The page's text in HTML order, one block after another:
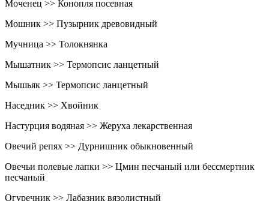
Моченец >> Конопля посевная
Мошник >> Пузырник древовидный
Мучница >> Толокнянка
Мышатник >> Термопсис ланцетный
Мышьяк >> Термопсис ланцетный
Наседник >> Хвойник
Настурция водяная >> Жеруха лекарственная
Овечий репях >> Дурнишник обыкновенный
Овечьи полевые лапки >> Цмин песчаный или бессмертник
песчаный
Огуречник >> Лабазник вязолистный